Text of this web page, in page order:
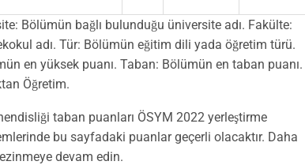
Bölümün bağlı bulunduğu üniversite adı. Fakülte:
adı. Tür: Bölümün eğitim dili yada öğretim türü.
en yüksek puanı. Taban: Bölümün en taban puanı.
Öğretim.
taban puanları ÖSYM 2022 yerleştirme
bu sayfadaki puanlar geçerli olacaktır. Daha
devam edin.